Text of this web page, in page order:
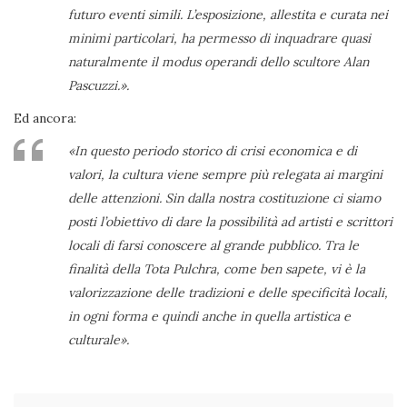
futuro eventi simili. L’esposizione, allestita e curata nei
minimi particolari, ha permesso di inquadrare quasi
naturalmente il modus operandi dello scultore Alan
Pascuzzi.».
Ed ancora:
«In questo periodo storico di crisi economica e di
valori, la cultura viene sempre più relegata ai margini
delle attenzioni. Sin dalla nostra costituzione ci siamo
posti l’obiettivo di dare la possibilità ad artisti e scrittori
locali di farsi conoscere al grande pubblico. Tra le
finalità della Tota Pulchra, come ben sapete, vi è la
valorizzazione delle tradizioni e delle specificità locali,
in ogni forma e quindi anche in quella artistica e
culturale».